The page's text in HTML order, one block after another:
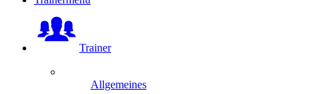
Trainer
Allgemeines